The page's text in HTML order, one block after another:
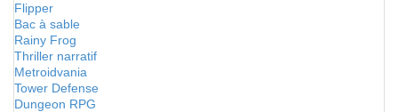
Flipper
Bac à sable
Rainy Frog
Thriller narratif
Metroidvania
Tower Defense
Dungeon RPG